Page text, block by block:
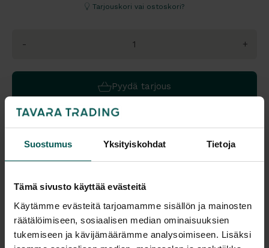
Suostumus Yksityiskohdat Tietoja
Tämä sivusto käyttää evästeitä
Käytämme evästeitä tarjoamamme sisällön ja mainosten
räätälöimiseen, sosiaalisen median ominaisuuksien
tukemiseen ja kävijämäärämme analysoimiseen. Lisäksi
Tarjouskori vai ostoskori?
- +
Pyydä tarjous
Katso tuotteen värivaihtoehdot väritaulukoista
Vantaa: Tilaustuote
koko Suomeen.
Tulosta tuotekortti